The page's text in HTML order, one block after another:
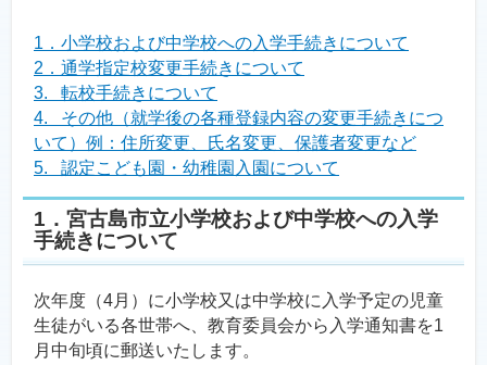
1．小学校および中学校への入学手続きについて
2．通学指定校変更手続きについて
3. 転校手続きについて
4. その他（就学後の各種登録内容の変更手続きにつ
いて）例：住所変更、氏名変更、保護者変更など
5. 認定こども園・幼稚園入園について
1．宮古島市立小学校および中学校への入学
手続きについて
次年度（4月）に小学校又は中学校に入学予定の児童
生徒がいる各世帯へ、教育委員会から入学通知書を1
月中旬頃に郵送いたします。